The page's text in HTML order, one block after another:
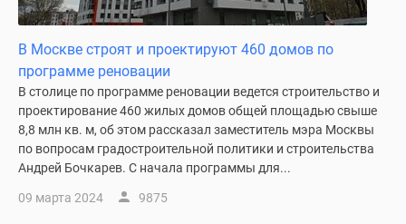
В Москве строят и проектируют 460 домов по
программе реновации
В столице по программе реновации ведется строительство и
проектирование 460 жилых домов общей площадью свыше
8,8 млн кв. м, об этом рассказал заместитель мэра Москвы
по вопросам градостроительной политики и строительства
Андрей Бочкарев. С начала программы для...
09 марта 2024 9875